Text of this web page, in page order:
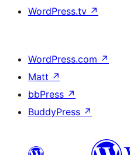
WordPress.tv ↗
WordPress.com ↗
Matt ↗
bbPress ↗
BuddyPress ↗